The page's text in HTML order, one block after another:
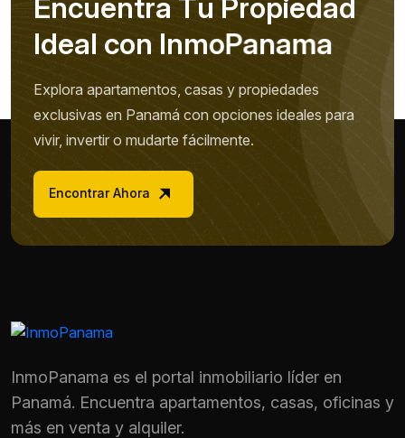
Encuentra Tu Propiedad
Ideal con InmoPanama
Explora apartamentos, casas y propiedades
exclusivas en Panamá con opciones ideales para
vivir, invertir o mudarte fácilmente.
Encontrar Ahora
InmoPanama es el portal inmobiliario líder en
Panamá. Encuentra apartamentos, casas, oficinas y
más en venta y alquiler.